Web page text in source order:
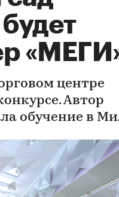
центре
Автор
обучение в